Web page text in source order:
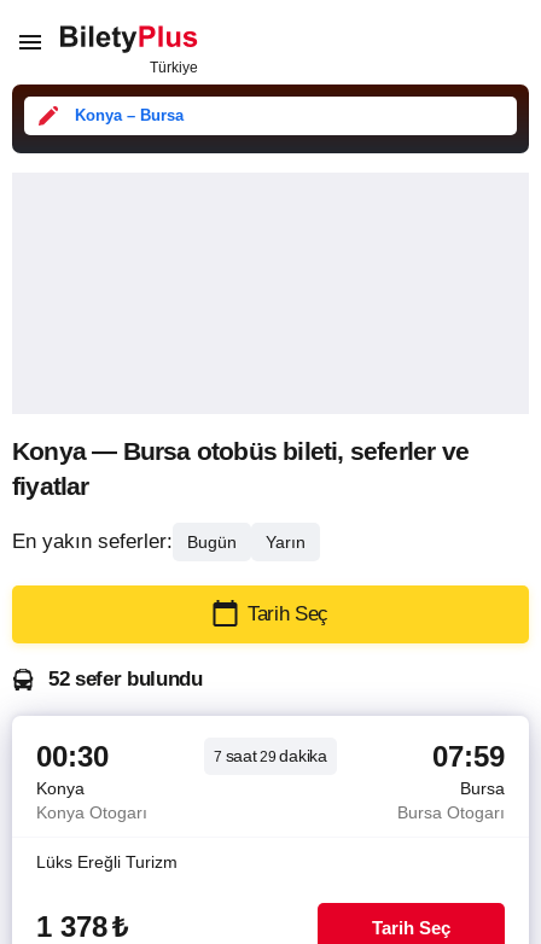
Konya – Bursa
Konya — Bursa otobüs bileti, seferler ve
fiyatlar
En yakın seferler: Bugün Yarın
Tarih Seç
52 sefer bulundu
00:30 7 saat29dakika 07:59
Konya
Bursa
Konya Otogarı
Bursa Otogarı
Lüks Ereğli Turizm
1 378₺ Tarih Seç